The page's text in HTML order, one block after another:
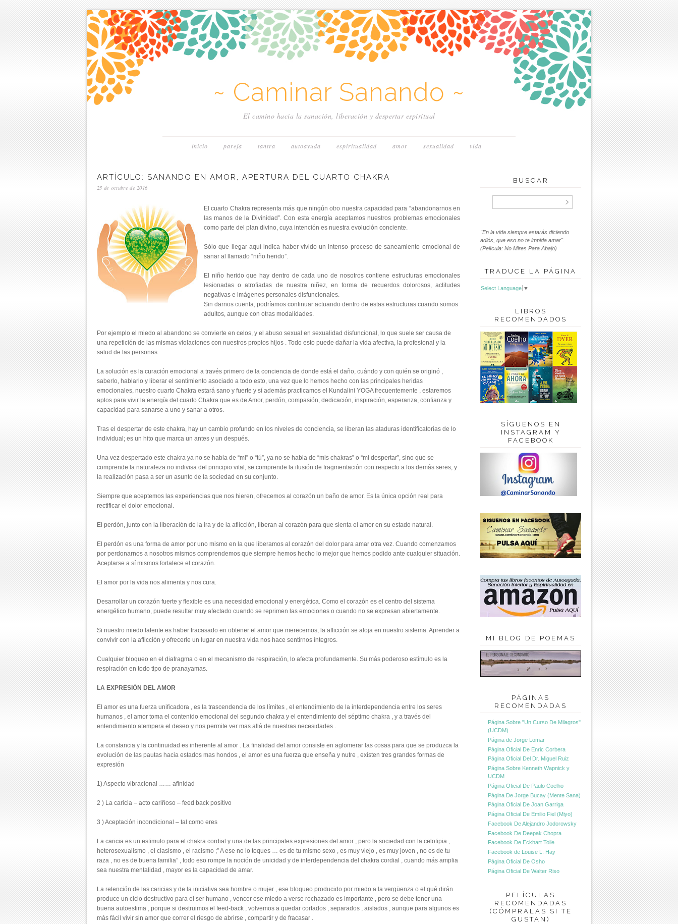
~ Caminar Sanando ~
El camino hacia la sanación, liberación y despertar espiritual
inicio pareja tantra autoayuda espiritualidad amor sexualidad vida
ARTÍCULO: SANANDO EN AMOR, APERTURA DEL CUARTO CHAKRA
25 de octubre de 2016
El cuarto Chakra representa más que ningún otro nuestra capacidad para “abandonarnos en
las manos de la Divinidad”. Con esta energía aceptamos nuestros problemas emocionales
como parte del plan divino, cuya intención es nuestra evolución conciente.
Sólo que llegar aquí indica haber vivido un intenso proceso de saneamiento emocional de
sanar al llamado “niño herido”.
El niño herido que hay dentro de cada uno de nosotros contiene estructuras emocionales
lesionadas o atrofiadas de nuestra niñez, en forma de recuerdos dolorosos, actitudes
negativas e imágenes personales disfuncionales.
Sin darnos cuenta, podríamos continuar actuando dentro de estas estructuras cuando somos
adultos, aunque con otras modalidades.
Por ejemplo el miedo al abandono se convierte en celos, y el abuso sexual en sexualidad disfuncional, lo que suele ser causa de
una repetición de las mismas violaciones con nuestros propios hijos . Todo esto puede dañar la vida afectiva, la profesional y la
salud de las personas.
La solución es la curación emocional a través primero de la conciencia de donde está el daño, cuándo y con quién se originó ,
saberlo, hablarlo y liberar el sentimiento asociado a todo esto, una vez que lo hemos hecho con las principales heridas
emocionales, nuestro cuarto Chakra estará sano y fuerte y sí además practicamos el Kundalini YOGA frecuentemente , estaremos
aptos para vivir la energía del cuarto Chakra que es de Amor, perdón, compasión, dedicación, inspiración, esperanza, confianza y
capacidad para sanarse a uno y sanar a otros.
Tras el despertar de este chakra, hay un cambio profundo en los niveles de conciencia, se liberan las ataduras identificatorias de lo
individual; es un hito que marca un antes y un después.
Una vez despertado este chakra ya no se habla de “mi” o “tú”, ya no se habla de “mis chakras” o “mi despertar”, sino que se
comprende la naturaleza no indivisa del principio vital, se comprende la ilusión de fragmentación con respecto a los demás seres, y
la realización pasa a ser un asunto de la sociedad en su conjunto.
Siempre que aceptemos las experiencias que nos hieren, ofrecemos al corazón un baño de amor. Es la única opción real para
rectificar el dolor emocional.
El perdón, junto con la liberación de la ira y de la aflicción, liberan al corazón para que sienta el amor en su estado natural.
El perdón es una forma de amor por uno mismo en la que liberamos al corazón del dolor para amar otra vez. Cuando comenzamos
por perdonarnos a nosotros mismos comprendemos que siempre hemos hecho lo mejor que hemos podido ante cualquier situación.
Aceptarse a sí mismos fortalece el corazón.
El amor por la vida nos alimenta y nos cura.
Desarrollar un corazón fuerte y flexible es una necesidad emocional y energética. Como el corazón es el centro del sistema
energético humano, puede resultar muy afectado cuando se reprimen las emociones o cuando no se expresan abiertamente.
Si nuestro miedo latente es haber fracasado en obtener el amor que merecemos, la aflicción se aloja en nuestro sistema. Aprender a
convivir con la aflicción y ofrecerle un lugar en nuestra vida nos hace sentirnos íntegros.
Cualquier bloqueo en el diafragma o en el mecanismo de respiración, lo afecta profundamente. Su más poderoso estímulo es la
respiración en todo tipo de pranayamas.
LA EXPRESIÓN DEL AMOR
El amor es una fuerza unificadora , es la trascendencia de los límites , el entendimiento de la interdependencia entre los seres
humanos , el amor toma el contenido emocional del segundo chakra y el entendimiento del séptimo chakra , y a través del
entendimiento atempera el deseo y nos permite ver mas allá de nuestras necesidades .
La constancia y la continuidad es inherente al amor . La finalidad del amor consiste en aglomerar las cosas para que se produzca la
evolución de las pautas hacia estados mas hondos , el amor es una fuerza que enseña y nutre , existen tres grandes formas de
expresión
1) Aspecto vibracional …… afinidad
2 ) La caricia – acto cariñoso – feed back positivo
3 ) Aceptación incondicional – tal como eres
La caricia es un estimulo para el chakra cordial y una de las principales expresiones del amor , pero la sociedad con la celotipia ,
heterosexualismo , el clasismo , el racismo ;” A ese no lo toques … es de tu mismo sexo , es muy viejo , es muy joven , no es de tu
raza , no es de buena familia” , todo eso rompe la noción de unicidad y de interdependencia del chakra cordial , cuando más amplia
sea nuestra mentalidad , mayor es la capacidad de amar.
La retención de las caricias y de la iniciativa sea hombre o mujer , ese bloqueo producido por miedo a la vergüenza o el qué dirán
produce un ciclo destructivo para el ser humano , vencer ese miedo a verse rechazado es importante , pero se debe tener una
buena autoestima , porque si destruimos el feed-back , volvemos a quedar cortados , separados , aislados , aunque para algunos es
más fácil vivir sin amor que correr el riesgo de abrirse , compartir y de fracasar .
BUSCAR
"En la vida siempre estarás diciendo
adiós, que eso no te impida amar".
(Película: No Mires Para Abajo)
TRADUCE LA PÁGINA
Select Language ▼
LIBROS
RECOMENDADOS
SÍGUENOS EN
INSTAGRAM Y
FACEBOOK
MI BLOG DE POEMAS
PÁGINAS
RECOMENDADAS
Página Sobre "Un Curso De Milagros"
(UCDM)
Página de Jorge Lomar
Página Oficial De Enric Corbera
Página Oficial Del Dr. Miguel Ruiz
Página Sobre Kenneth Wapnick y
UCDM
Página Oficial De Paulo Coelho
Página De Jorge Bucay (Mente Sana)
Página Oficial De Joan Garriga
Página Oficial De Emilio Fiel (Miyo)
Facebook De Alejandro Jodorowsky
Facebook De Deepak Chopra
Facebook De Eckhart Tolle
Facebook de Louise L. Hay
Página Oficial De Osho
Página Oficial De Walter Riso
PELÍCULAS
RECOMENDADAS
(CÓMPRALAS SI TE
GUSTAN)